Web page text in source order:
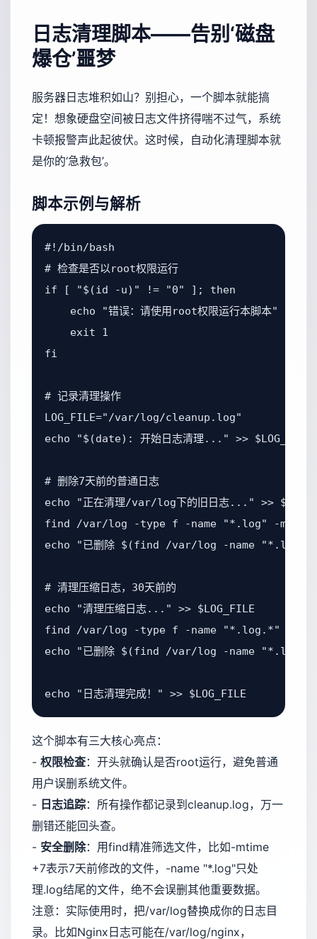
日志清理脚本——告别‘磁盘
爆仓’噩梦
服务器日志堆积如山？别担心，一个脚本就能搞
定！想象硬盘空间被日志文件挤得喘不过气，系统
卡顿报警声此起彼伏。这时候，自动化清理脚本就
是你的‘急救包’。
脚本示例与解析
#!/bin/bash
# 检查是否以root权限运行
if [ "$(id -u)" != "0" ]; then
    echo "错误：请使用root权限运行本脚本"
    exit 1
fi
# 记录清理操作
LOG_FILE="/var/log/cleanup.log"
echo "$(date): 开始日志清理..." >> $LOG_FILE
# 删除7天前的普通日志
echo "正在清理/var/log下的旧日志..." >>
find /var/log -type f -name "*.log" -mtime
echo "已删除 $(find /var/log -name "*.log" -
# 清理压缩日志，30天前的
echo "清理压缩日志..." >> $LOG_FILE
find /var/log -type f -name "*.log.*" -
echo "已删除 $(find /var/log -name "*.log.*"
echo "日志清理完成！" >> $LOG_FILE
这个脚本有三大核心亮点：
- 权限检查：开头就确认是否root运行，避免普通
用户误删系统文件。
- 日志追踪：所有操作都记录到cleanup.log，万一
删错还能回头查。
- 安全删除：用find精准筛选文件，比如-mtime
+7表示7天前修改的文件，-name "*.log"只处
理.log结尾的文件，绝不会误删其他重要数据。
注意：实际使用时，把/var/log替换成你的日志目
录。比如Nginx日志可能在/var/log/nginx，